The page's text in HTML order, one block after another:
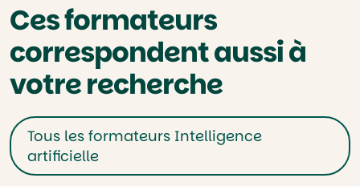
Ces formateurs
correspondent aussi à
votre recherche
Tous les formateurs Intelligence
artificielle